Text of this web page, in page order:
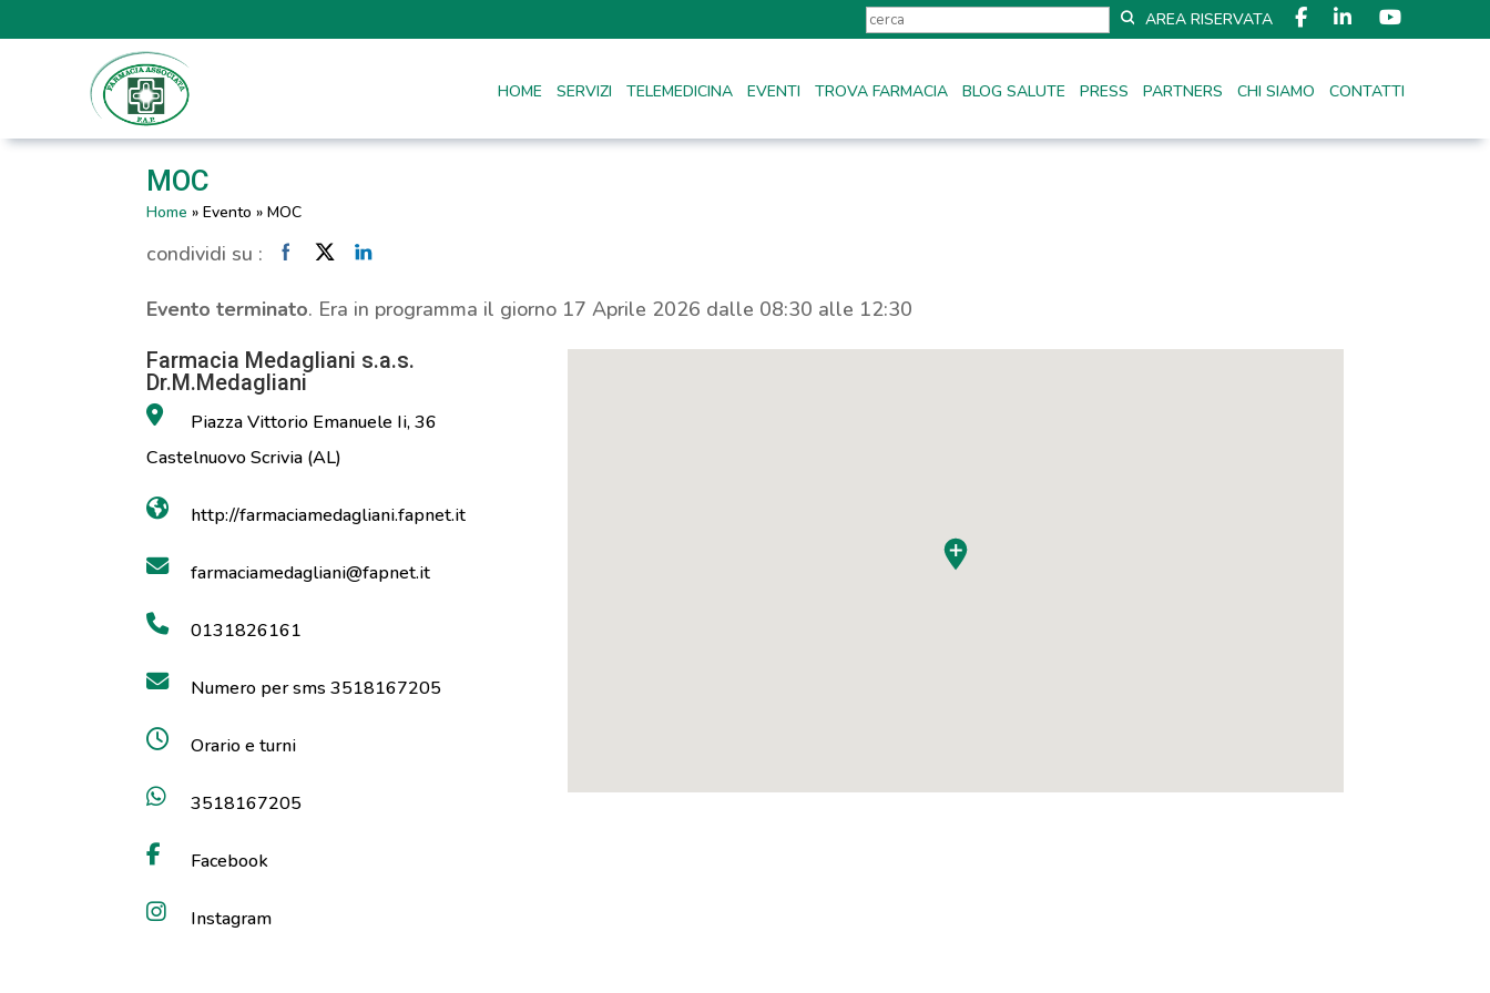
AREA RISERVATA
HOME SERVIZI TELEMEDICINA EVENTI TROVA FARMACIA BLOG SALUTE PRESS PARTNERS CHI SIAMO CONTATTI
MOC
Home » Evento » MOC
condividi su :
Evento terminato. Era in programma il giorno 17 Aprile 2026 dalle 08:30 alle 12:30
Farmacia Medagliani s.a.s.
Dr.M.Medagliani
Piazza Vittorio Emanuele Ii, 36
Castelnuovo Scrivia (AL)
http://farmaciamedagliani.fapnet.it
farmaciamedagliani@fapnet.it
0131826161
Numero per sms 3518167205
Orario e turni
3518167205
Facebook
Instagram